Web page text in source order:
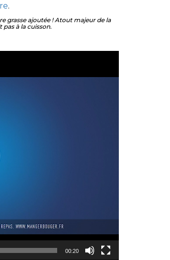
.
grasse ajoutée ! Atout majeur de la
pas à la cuisson.
00:20